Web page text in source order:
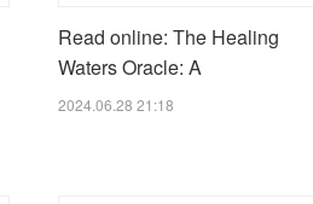
Read online: The Healing
Waters Oracle: A
2024.06.28 21:18